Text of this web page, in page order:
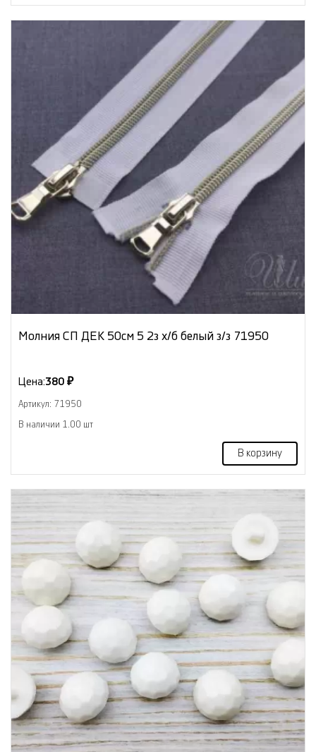
Молния СП ДЕК 50см 5 2з х/б белый з/з 71950
Цена:380 ₽
Артикул: 71950
В наличии 1.00 шт
В корзину